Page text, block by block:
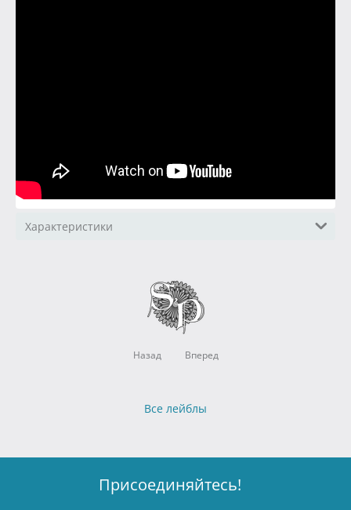
Характеристики
Назад Вперед
Все лейблы
Присоединяйтесь!